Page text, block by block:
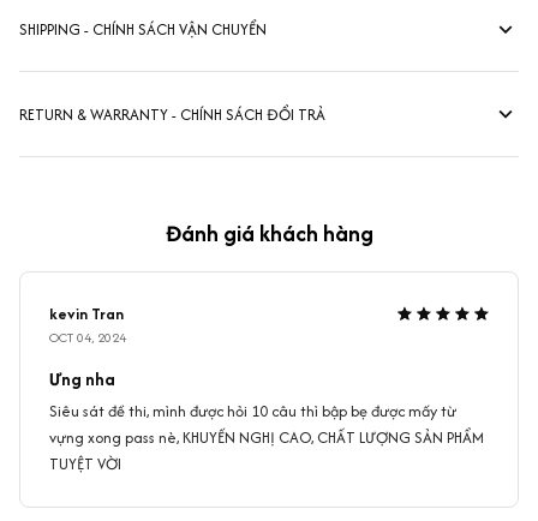
SHIPPING - CHÍNH SÁCH VẬN CHUYỂN
RETURN & WARRANTY - CHÍNH SÁCH ĐỔI TRẢ
Đánh giá khách hàng
kevin Tran
OCT 04, 2024
Ưng nha
Siêu sát đề thi, mình được hỏi 10 câu thì bập bẹ được mấy từ
vựng xong pass nè, KHUYẾN NGHỊ CAO, CHẤT LƯỢNG SẢN PHẨM
TUYỆT VỜI